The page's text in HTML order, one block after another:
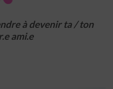
à devenir ta / ton
ami.e